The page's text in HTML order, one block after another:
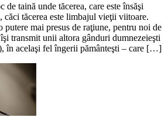
de taină unde tăcerea, care este însăşi
căci tăcerea este limbajul vieţii viitoare.
mai presus de raţiune, pentru noi de
transmit unii altora gânduri dumnezeieşti
în acelaşi fel îngerii pământeşti – care […]